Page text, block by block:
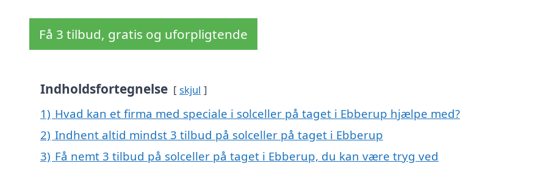
Få 3 tilbud, gratis og uforpligtende
Indholdsfortegnelse skjul
1) Hvad kan et firma med speciale i solceller på taget i Ebberup hjælpe med?
2) Indhent altid mindst 3 tilbud på solceller på taget i Ebberup
3) Få nemt 3 tilbud på solceller på taget i Ebberup, du kan være tryg ved